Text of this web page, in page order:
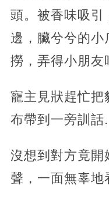
頭。被香味吸引
邊，臟兮兮的小
撈，弄得小朋友
寵主見狀趕忙把
布帶到一旁訓話.
沒想到對方竟開
聲，一面無辜地